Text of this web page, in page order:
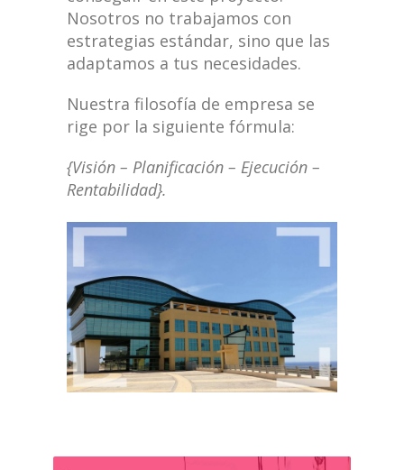
Nosotros no trabajamos con
estrategias estándar, sino que las
adaptamos a tus necesidades.
Nuestra filosofía de empresa se
rige por la siguiente fórmula:
{Visión – Planificación – Ejecución –
Rentabilidad}.